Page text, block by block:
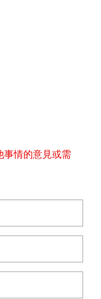
事情的意見或需